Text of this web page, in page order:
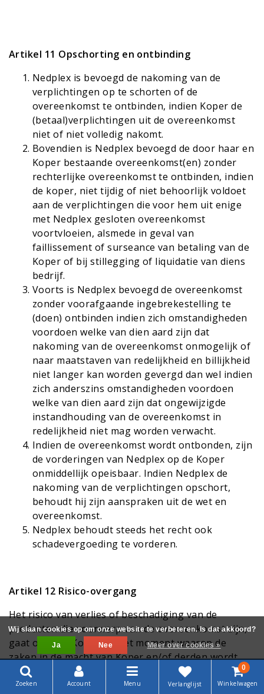
Artikel 11 Opschorting en ontbinding
Nedplex is bevoegd de nakoming van de
verplichtingen op te schorten of de
overeenkomst te ontbinden, indien Koper de
(betaal)verplichtingen uit de overeenkomst
niet of niet volledig nakomt.
Bovendien is Nedplex bevoegd de door haar en
Koper bestaande overeenkomst(en) zonder
rechterlijke overeenkomst te ontbinden, indien
de koper, niet tijdig of niet behoorlijk voldoet
aan de verplichtingen die voor hem uit enige
met Nedplex gesloten overeenkomst
voortvloeien, alsmede in geval van
faillissement of surseance van betaling van de
Koper of bij stillegging of liquidatie van diens
bedrijf.
Voorts is Nedplex bevoegd de overeenkomst
zonder voorafgaande ingebrekestelling te
(doen) ontbinden indien zich omstandigheden
voordoen welke van dien aard zijn dat
nakoming van de overeenkomst onmogelijk of
naar maatstaven van redelijkheid en billijkheid
niet langer kan worden gevergd dan wel indien
zich anderszins omstandigheden voordoen
welke van dien aard zijn dat ongewijzigde
instandhouding van de overeenkomst in
redelijkheid niet mag worden verwacht.
Indien de overeenkomst wordt ontbonden, zijn
de vorderingen van Nedplex op de Koper
onmiddellijk opeisbaar. Indien Nedplex de
nakoming van de verplichtingen opschort,
behoudt hij zijn aanspraken uit de wet en
overeenkomst.
Nedplex behoudt steeds het recht ook
schadevergoeding te vorderen.
Artikel 12 Risico-overgang
Het risico van verlies of beschadiging van de
producten die voorwerp van de overeenkomst zijn,
gaat over op Koper op het moment waarop de
zaken in de macht van Koper en/of derden wordt
gebracht.
Zoeken Account Menu Verlanglijst
0
Winkelwagen
Wij slaan cookies op om onze website te verbeteren. Is dat akkoord?
Ja
Nee Meer over cookies »